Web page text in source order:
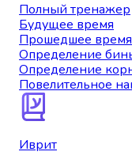
Полный тренажер
Будущее время
Прошедшее время
Определение
Определение
Повелительное
Иврит